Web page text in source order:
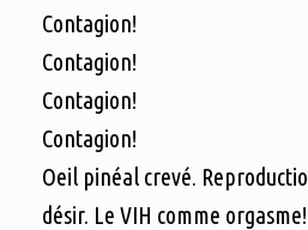
Contagion!
Contagion!
Contagion!
Contagion!
Oeil pinéal crevé.
désir. Le VIH comme